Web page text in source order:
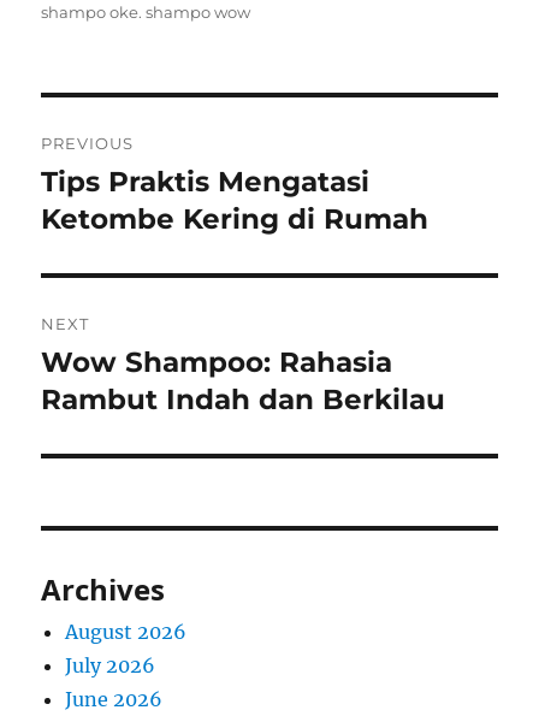
on
shampo oke. shampo wow
navigation
PREVIOUS
Previous
post:
Tips Praktis Mengatasi
Ketombe Kering di Rumah
NEXT
Next
post:
Wow Shampoo: Rahasia
Rambut Indah dan Berkilau
Archives
August 2026
July 2026
June 2026